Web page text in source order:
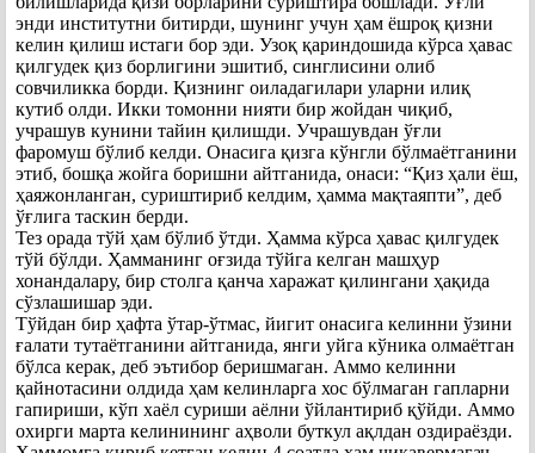
энди институтни битирди, шунинг учун ҳам ёшроқ қизни
келин қилиш истаги бор эди. Узоқ қариндошида кўрса ҳавас
қилгудек қиз борлигини эшитиб, синглисини олиб
совчиликка борди. Қизнинг оиладагилари уларни илиқ
кутиб олди. Икки томонни нияти бир жойдан чиқиб,
учрашув кунини тайин қилишди. Учрашувдан ўғли
фаромуш бўлиб келди. Онасига қизга кўнгли бўлмаётганини
этиб, бошқа жойга боришни айтганида, онаси: “Қиз ҳали ёш,
ҳаяжонланган, суриштириб келдим, ҳамма мақтаяпти”, деб
ўғлига таскин берди.
Тез орада тўй ҳам бўлиб ўтди. Ҳамма кўрса ҳавас қилгудек
тўй бўлди. Ҳамманинг оғзида тўйга келган машҳур
хонандалару, бир столга қанча харажат қилингани ҳақида
сўзлашишар эди.
Тўйдан бир ҳафта ўтар-ўтмас, йигит онасига келинни ўзини
ғалати тутаётганини айтганида, янги уйга кўника олмаётган
бўлса керак, деб эътибор беришмаган. Аммо келинни
қайнотасини олдида ҳам келинларга хос бўлмаган гапларни
гапириши, кўп хаёл суриши аёлни ўйлантириб қўйди. Аммо
охирги марта келинининг аҳволи буткул ақлдан оздираёзди.